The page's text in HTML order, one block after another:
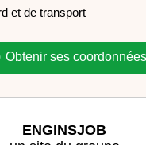
et de transport
Obtenir ses coordonnées
ENGINSJOB